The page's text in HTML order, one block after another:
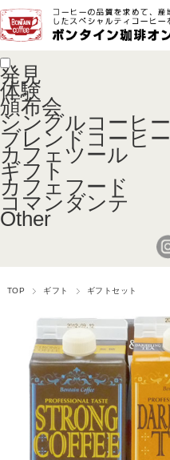
発見
体験
頒布会
シングルコーヒー
ブレンドコーヒー
カフェツール
ギフト
カフェフード
コマンダンテ
Other
TOP ギフト ギフトセット